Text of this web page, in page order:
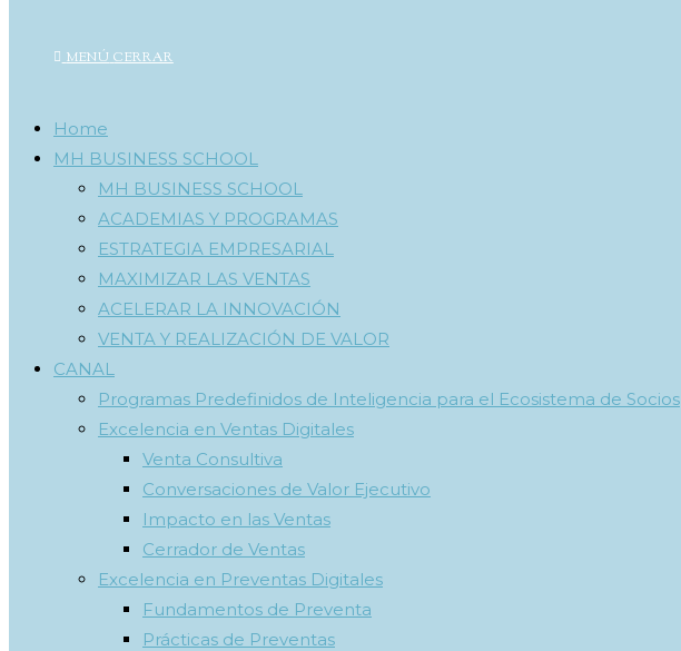
MENÚ CERRAR
Home
MH BUSINESS SCHOOL
MH BUSINESS SCHOOL
ACADEMIAS Y PROGRAMAS
ESTRATEGIA EMPRESARIAL
MAXIMIZAR LAS VENTAS
ACELERAR LA INNOVACIÓN
VENTA Y REALIZACIÓN DE VALOR
CANAL
Programas Predefinidos de Inteligencia para el Ecosistema de Socios
Excelencia en Ventas Digitales
Venta Consultiva
Conversaciones de Valor Ejecutivo
Impacto en las Ventas
Cerrador de Ventas
Excelencia en Preventas Digitales
Fundamentos de Preventa
Prácticas de Preventas